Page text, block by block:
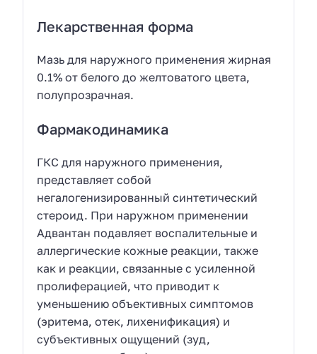
Лекарственная форма
Мазь для наружного применения жирная
0.1% от белого до желтоватого цвета,
полупрозрачная.
Фармакодинамика
ГКС для наружного применения,
представляет собой
негалогенизированный синтетический
стероид. При наружном применении
Адвантан подавляет воспалительные и
аллергические кожные реакции, также
как и реакции, связанные с усиленной
пролиферацией, что приводит к
уменьшению объективных симптомов
(эритема, отек, лихенификация) и
субъективных ощущений (зуд,